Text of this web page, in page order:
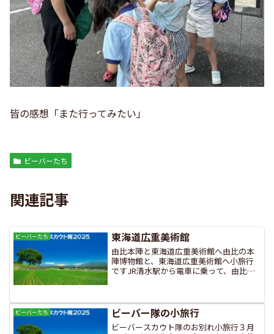
皆の感想「また行ってみたい」
ビーバーたち
関連記事
ビーバーたち 東海道広重美術館
由比本陣と東海道広重美術館へ由比の本
陣博物館と、東海道広重美術館へ小旅行
ですJR清水駅から電車に乗って、由比駅
後、本陣博物館に移りお正月を味わいま
すまずはお抹茶をいただ...
ビーバーたち ビーバー隊の小旅行
ビーバースカウト隊のお別れ小旅行３月